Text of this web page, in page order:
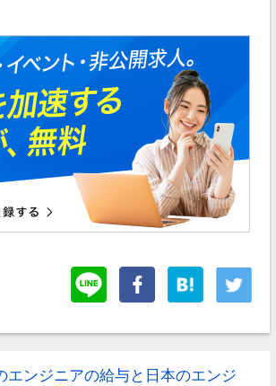
エンジニアの給与と日本のエンジ